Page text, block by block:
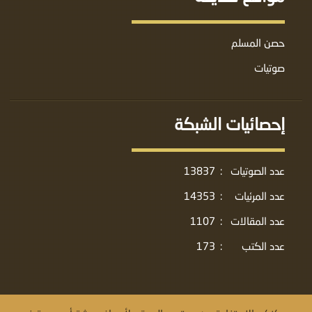
حصن المسلم
صوتيات
إحصائيات الشبكة
عدد الصوتيات :
13837
عدد المرئيات
:
14353
عدد المقالات
:
1107
عدد الكتب
:
173